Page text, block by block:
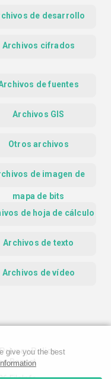
de desarrollo
Archivos cifrados
de fuentes
Archivos GIS
Otros archivos
de imagen de
mapa de bits
de hoja de cálculo
Archivos de texto
Archivos de vídeo
Policy
Report
give you the best